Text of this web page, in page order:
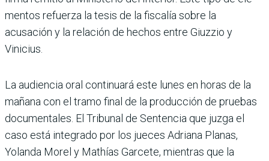
mentos refuerza la tesis de la fiscalía sobre la
acusación y la relación de hechos entre Giuzzio y
Vinicius.
La audiencia oral conti­nuará este lunes en horas de la
mañana con el tramo final de la producción de pruebas
documentales. El Tribu­nal de Sentencia que juzga el
caso está integrado por los jueces Adriana Planas,
Yolanda Morel y Mathías Garcete, mientras que la